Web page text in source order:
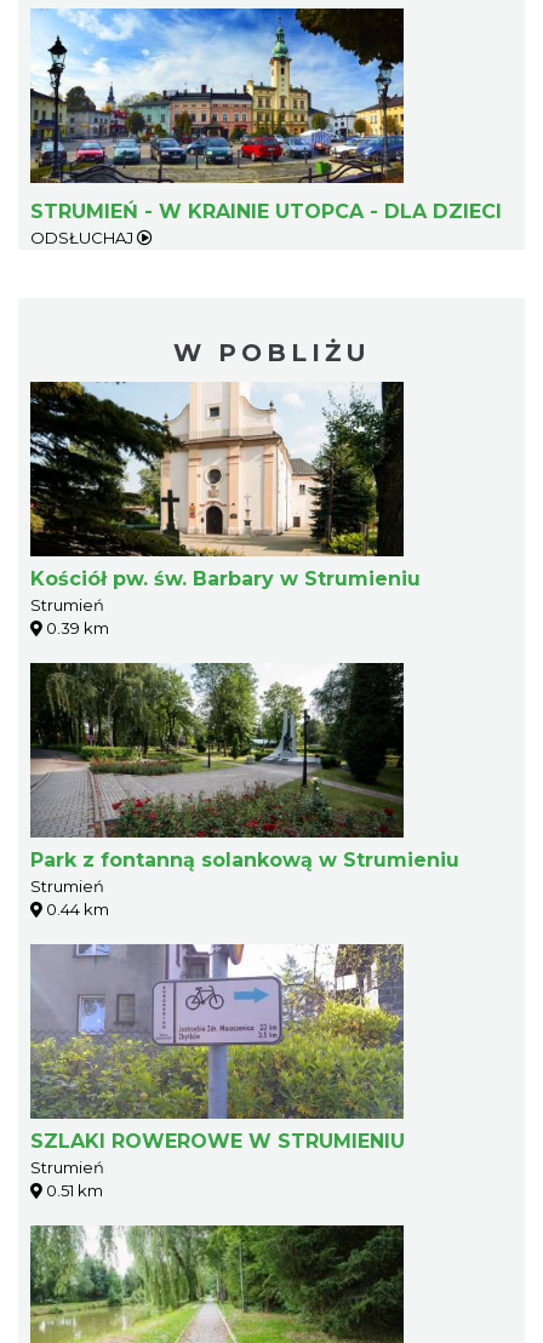
STRUMIEŃ - W KRAINIE UTOPCA - DLA DZIECI
ODSŁUCHAJ
W POBLIŻU
Kościół pw. św. Barbary w Strumieniu
Strumień
0.39 km
Park z fontanną solankową w Strumieniu
Strumień
0.44 km
SZLAKI ROWEROWE W STRUMIENIU
Strumień
0.51 km